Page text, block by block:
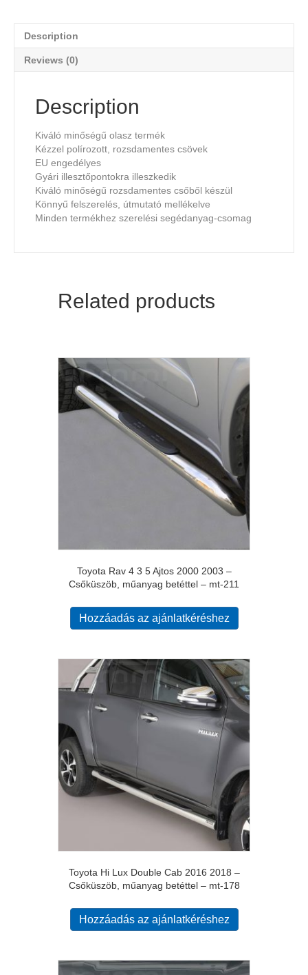
Description
Reviews (0)
Description
Kiváló minőségű olasz termék
Kézzel polírozott, rozsdamentes csövek
EU engedélyes
Gyári illesztőpontokra illeszkedik
Kiváló minőségű rozsdamentes csőből készül
Könnyű felszerelés, útmutató mellékelve
Minden termékhez szerelési segédanyag-csomag
Related products
Toyota Rav 4 3 5 Ajtos 2000 2003 –
Csőküszöb, műanyag betéttel – mt-211
Hozzáadás az ajánlatkéréshez
Toyota Hi Lux Double Cab 2016 2018 –
Csőküszöb, műanyag betéttel – mt-178
Hozzáadás az ajánlatkéréshez